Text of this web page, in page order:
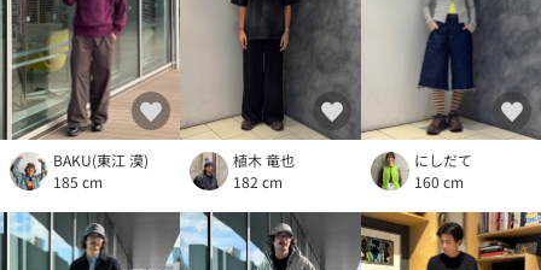
BAKU(東江 漠)
185 cm
植木 竜也
182 cm
にしだて
160 cm